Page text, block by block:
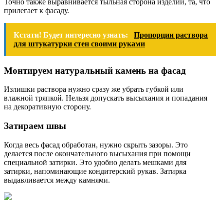
прилегает к фасаду.
Кстати! Будет интересно узнать:
Пропорции раствора
для штукатурки стен своими руками
Монтируем натуральный камень на фасад
Излишки раствора нужно сразу же убрать губкой или
влажной тряпкой. Нельзя допускать высыхания и попадания
на декоративную сторону.
Затираем швы
Когда весь фасад обработан, нужно скрыть зазоры. Это
делается после окончательного высыхания при помощи
специальной затирки. Это удобно делать мешками для
затирки, напоминающие кондитерский рукав. Затирка
выдавливается между камнями.